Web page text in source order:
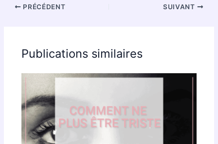
PRÉCÉDENT SUIVANT
Publications similaires